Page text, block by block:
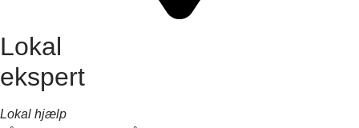
Lokal
ekspert
Lokal hjælp